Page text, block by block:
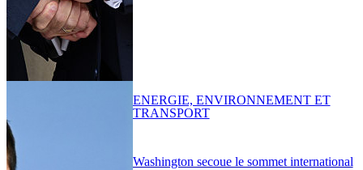
Washington secoue le sommet international
ENERGIE, ENVIRONNEMENT ET
TRANSPORT